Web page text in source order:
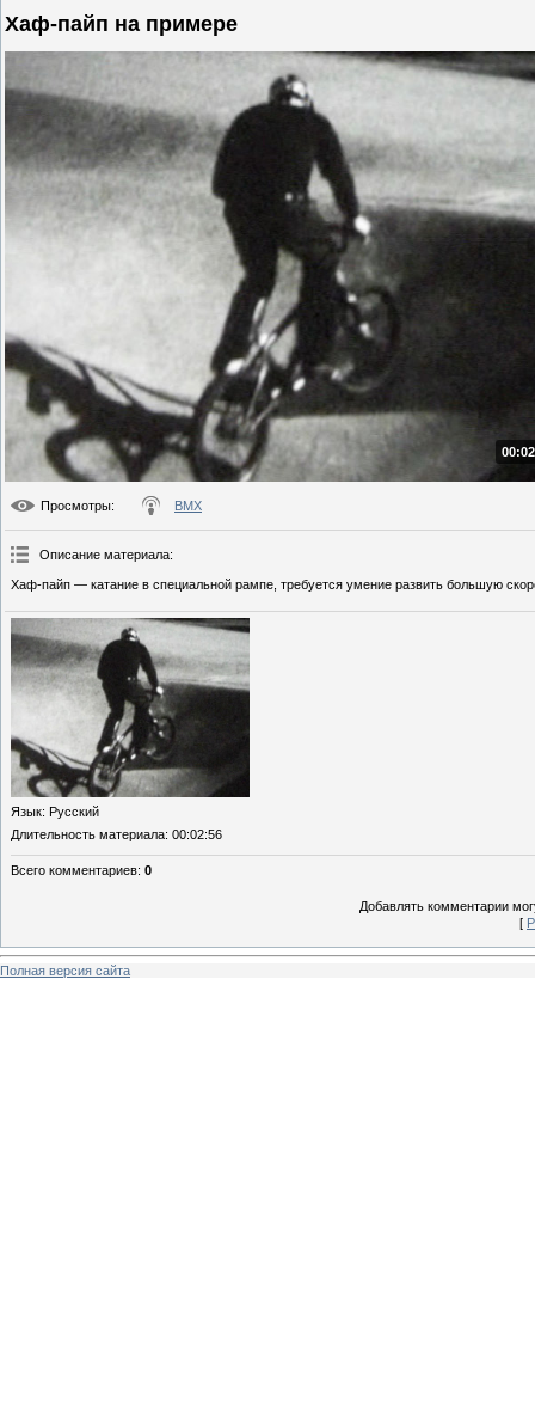
Хаф-пайп на примере
Просмотры: BMX
Описание материала:
Хаф-пайп — катание в специальной рампе, требуется умение развить большую
Язык: Русский
Длительность материала: 00:02:56
Всего комментариев: 0
Добавлять комментарии
[
Полная версия сайта